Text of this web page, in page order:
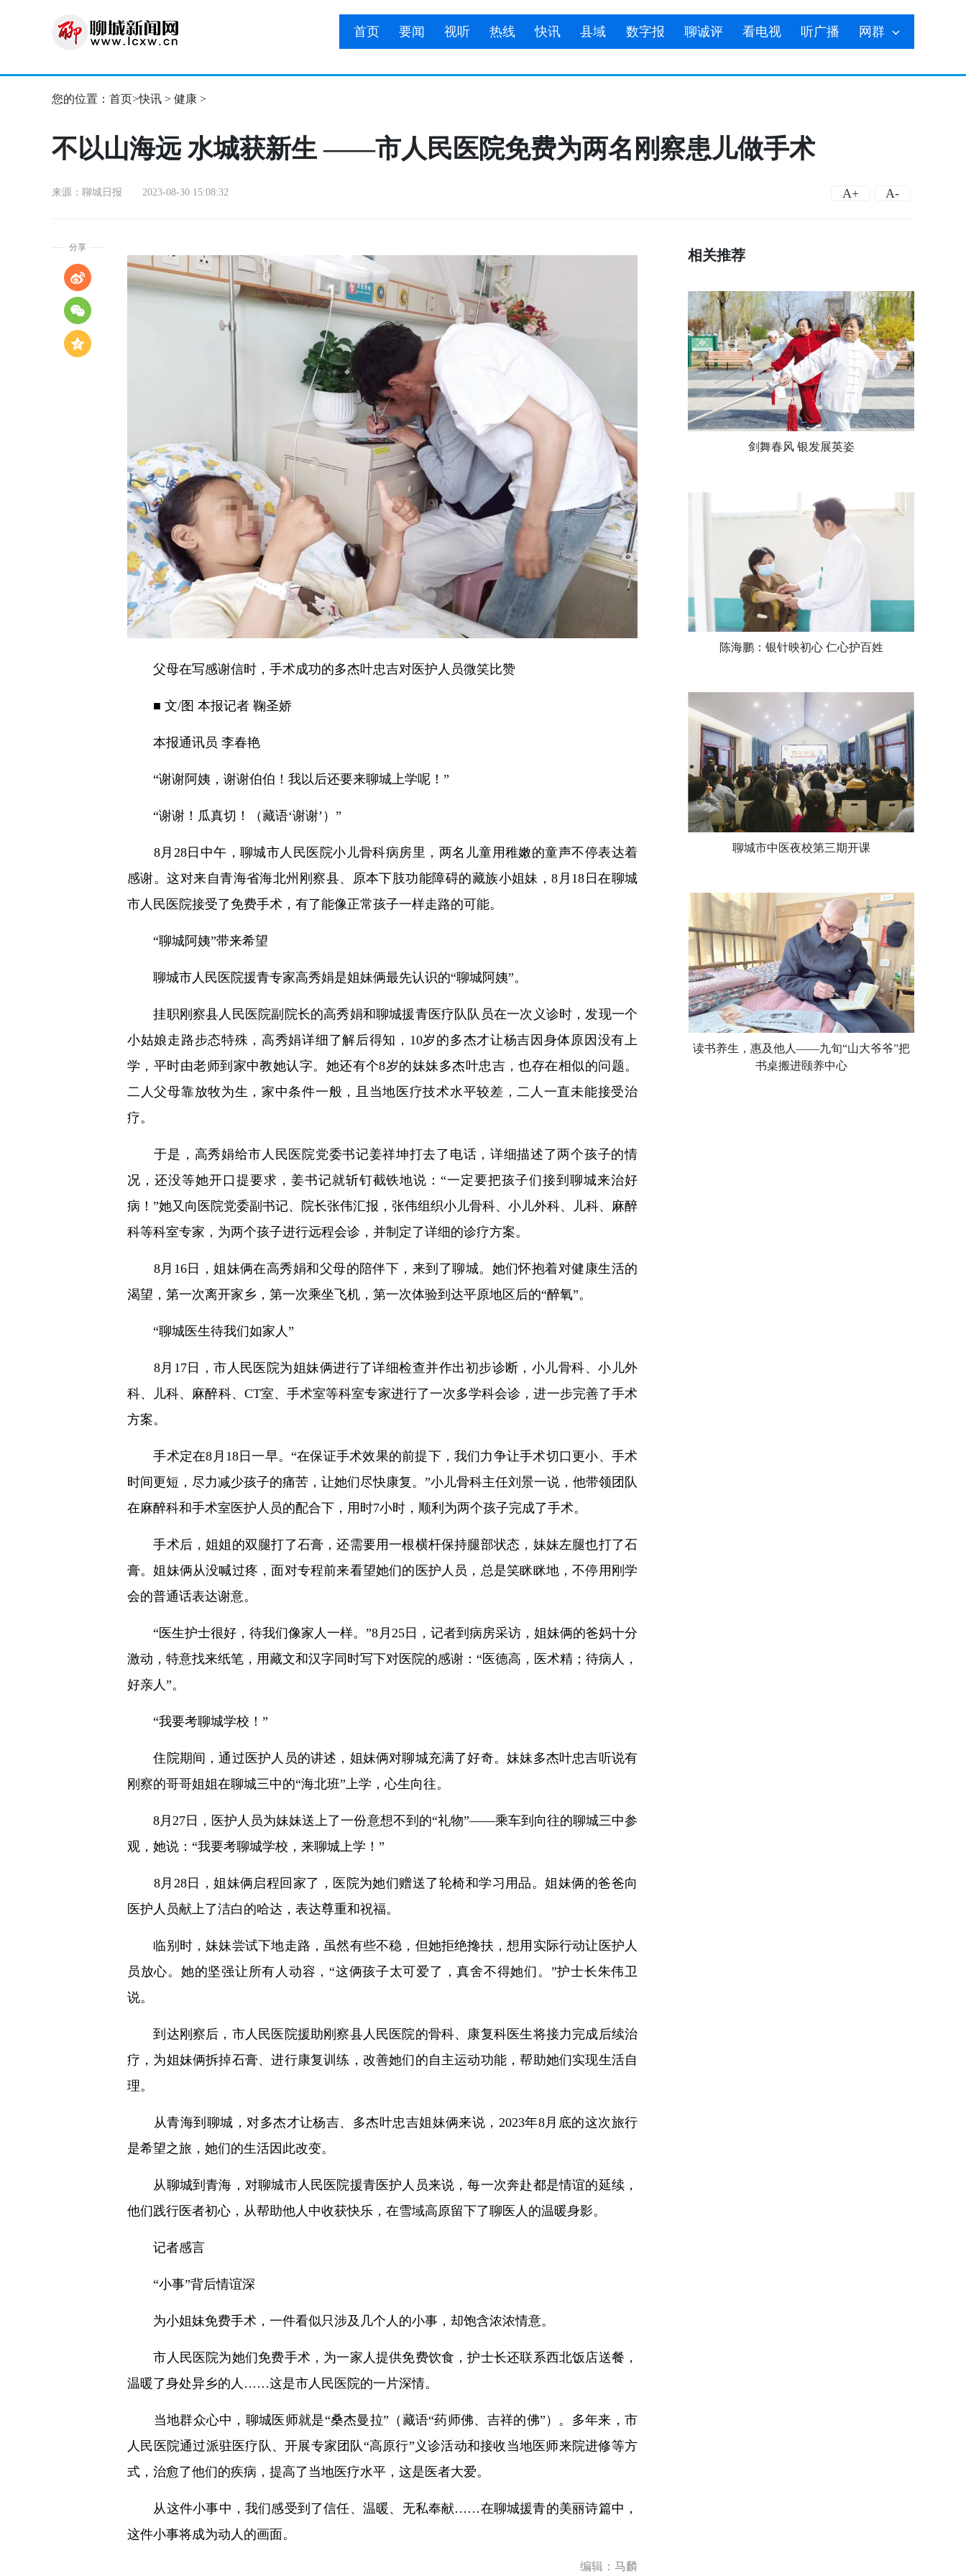
首页 要闻 视听 热线 快讯 县域 数字报 聊诚评 看电视 听广播 网群
您的位置： 首页>快讯 > 健康 >
不以山海远 水城获新生 ——市人民医院免费为两名刚察患儿做手术
来源：聊城日报 2023-08-30 15:08:32 A+ A-
分享
父母在写感谢信时，手术成功的多杰叶忠吉对医护人员微笑比赞
■ 文/图 本报记者 鞠圣娇
本报通讯员 李春艳
“谢谢阿姨，谢谢伯伯！我以后还要来聊城上学呢！”
“谢谢！瓜真切！（藏语‘谢谢’）”
8月28日中午，聊城市人民医院小儿骨科病房里，两名儿童用稚嫩的童声不停表达着
感谢。这对来自青海省海北州刚察县、原本下肢功能障碍的藏族小姐妹，8月18日在聊城
市人民医院接受了免费手术，有了能像正常孩子一样走路的可能。
“聊城阿姨”带来希望
聊城市人民医院援青专家高秀娟是姐妹俩最先认识的“聊城阿姨”。
挂职刚察县人民医院副院长的高秀娟和聊城援青医疗队队员在一次义诊时，发现一个
小姑娘走路步态特殊，高秀娟详细了解后得知，10岁的多杰才让杨吉因身体原因没有上
学，平时由老师到家中教她认字。她还有个8岁的妹妹多杰叶忠吉，也存在相似的问题。
二人父母靠放牧为生，家中条件一般，且当地医疗技术水平较差，二人一直未能接受治
疗。
于是，高秀娟给市人民医院党委书记姜祥坤打去了电话，详细描述了两个孩子的情
况，还没等她开口提要求，姜书记就斩钉截铁地说：“一定要把孩子们接到聊城来治好
病！”她又向医院党委副书记、院长张伟汇报，张伟组织小儿骨科、小儿外科、儿科、麻醉
科等科室专家，为两个孩子进行远程会诊，并制定了详细的诊疗方案。
8月16日，姐妹俩在高秀娟和父母的陪伴下，来到了聊城。她们怀抱着对健康生活的
渴望，第一次离开家乡，第一次乘坐飞机，第一次体验到达平原地区后的“醉氧”。
“聊城医生待我们如家人”
8月17日，市人民医院为姐妹俩进行了详细检查并作出初步诊断，小儿骨科、小儿外
科、儿科、麻醉科、CT室、手术室等科室专家进行了一次多学科会诊，进一步完善了手术
方案。
手术定在8月18日一早。“在保证手术效果的前提下，我们力争让手术切口更小、手术
时间更短，尽力减少孩子的痛苦，让她们尽快康复。”小儿骨科主任刘景一说，他带领团队
在麻醉科和手术室医护人员的配合下，用时7小时，顺利为两个孩子完成了手术。
手术后，姐姐的双腿打了石膏，还需要用一根横杆保持腿部状态，妹妹左腿也打了石
膏。姐妹俩从没喊过疼，面对专程前来看望她们的医护人员，总是笑眯眯地，不停用刚学
会的普通话表达谢意。
“医生护士很好，待我们像家人一样。”8月25日，记者到病房采访，姐妹俩的爸妈十分
激动，特意找来纸笔，用藏文和汉字同时写下对医院的感谢：“医德高，医术精；待病人，
好亲人”。
“我要考聊城学校！”
住院期间，通过医护人员的讲述，姐妹俩对聊城充满了好奇。妹妹多杰叶忠吉听说有
刚察的哥哥姐姐在聊城三中的“海北班”上学，心生向往。
8月27日，医护人员为妹妹送上了一份意想不到的“礼物”——乘车到向往的聊城三中参
观，她说：“我要考聊城学校，来聊城上学！”
8月28日，姐妹俩启程回家了，医院为她们赠送了轮椅和学习用品。姐妹俩的爸爸向
医护人员献上了洁白的哈达，表达尊重和祝福。
临别时，妹妹尝试下地走路，虽然有些不稳，但她拒绝搀扶，想用实际行动让医护人
员放心。她的坚强让所有人动容，“这俩孩子太可爱了，真舍不得她们。”护士长朱伟卫
说。
到达刚察后，市人民医院援助刚察县人民医院的骨科、康复科医生将接力完成后续治
疗，为姐妹俩拆掉石膏、进行康复训练，改善她们的自主运动功能，帮助她们实现生活自
理。
从青海到聊城，对多杰才让杨吉、多杰叶忠吉姐妹俩来说，2023年8月底的这次旅行
是希望之旅，她们的生活因此改变。
从聊城到青海，对聊城市人民医院援青医护人员来说，每一次奔赴都是情谊的延续，
他们践行医者初心，从帮助他人中收获快乐，在雪域高原留下了聊医人的温暖身影。
记者感言
“小事”背后情谊深
为小姐妹免费手术，一件看似只涉及几个人的小事，却饱含浓浓情意。
市人民医院为她们免费手术，为一家人提供免费饮食，护士长还联系西北饭店送餐，
温暖了身处异乡的人……这是市人民医院的一片深情。
当地群众心中，聊城医师就是“桑杰曼拉”（藏语“药师佛、吉祥的佛”）。多年来，市
人民医院通过派驻医疗队、开展专家团队“高原行”义诊活动和接收当地医师来院进修等方
式，治愈了他们的疾病，提高了当地医疗水平，这是医者大爱。
从这件小事中，我们感受到了信任、温暖、无私奉献……在聊城援青的美丽诗篇中，
这件小事将成为动人的画面。
编辑：马麟
相关推荐
剑舞春风 银发展英姿
陈海鹏：银针映初心 仁心护百姓
聊城市中医夜校第三期开课
读书养生，惠及他人——九旬“山大爷爷”把
书桌搬进颐养中心